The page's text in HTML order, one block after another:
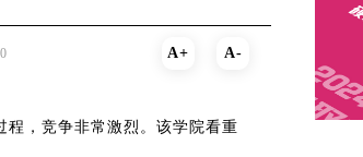
A+ A-
程，竞争非常激烈。该学院看重